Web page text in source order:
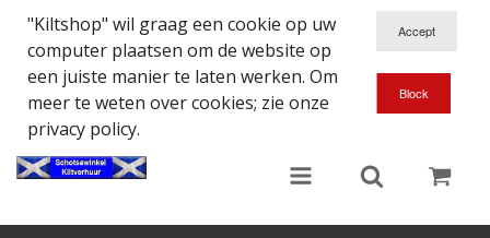
"Kiltshop" wil graag een cookie op uw
computer plaatsen om de website op
een juiste manier te laten werken. Om
meer te weten over cookies; zie onze
privacy policy.